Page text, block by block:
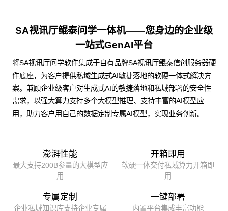
SA视讯厅鲲泰问学一体机——您身边的企业级
一站式GenAI平台
将SA视讯厅问学软件集成于自有品牌SA视讯厅鲲泰信创服务器硬
件底座，为客户提供私域生成式AI敏捷落地的软硬一体式解决方
案。兼顾企业级客户对生成式AI的敏捷落地和私域部署的安全性
需求，以强大算力支持多个大模型推理、支持丰富的AI模型应
用，助力客户用自己的数据定制专属AI模型，实现业务创新。
澎湃性能
最大支持200B参量的大模型应
用
开箱即用
软硬一体交付私域算力开箱即
用
专属定制
企业私域知识库支持企业专属
一键部署
内置平台集成丰富功能